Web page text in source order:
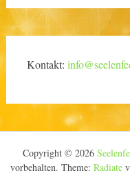
Kontakt:
Copyright © 2026
vorbehalten. Theme: Radiate